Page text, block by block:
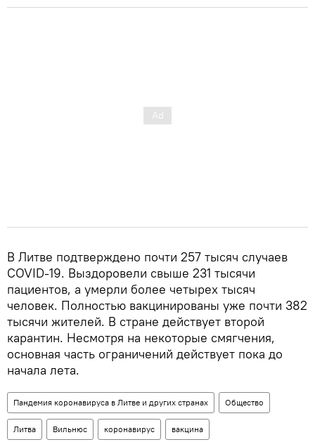
В Литве подтверждено почти 257 тысяч случаев
COVID-19. Выздоровели свыше 231 тысячи
пациентов, а умерли более четырех тысяч
человек. Полностью вакцинированы уже почти 382
тысячи жителей. В стране действует второй
карантин. Несмотря на некоторые смягчения,
основная часть ограничений действует пока до
начала лета.
Пандемия коронавируса в Литве и других странах Общество
Литва Вильнюс коронавирус вакцина